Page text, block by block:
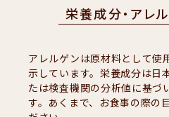
栄養成分・アレ
アレルゲンは原材料として使
示しています。栄養成分は日
たは検査機関の分析値に基づ
す。あくまで、お食事の際の